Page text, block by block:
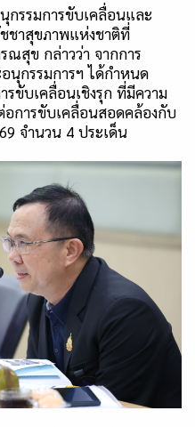
กรรมการขับเคลื่อนและ
ชาสุขภาพแห่งชาติที่
ณสุข กล่าวว่า จากการ
นุกรรมการฯ ได้กำหนด
ขับเคลื่อนเชิงรุก ที่มีความ
การขับเคลื่อนสอดคล้องกับ
จำนวน 4 ประเด็น